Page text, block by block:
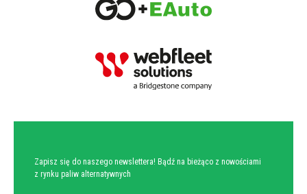
Zapisz się do naszego newslettera! Bądź na bieżąco z nowościami
z rynku paliw alternatywnych